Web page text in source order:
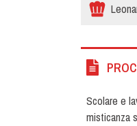
Scolare e
misticanza